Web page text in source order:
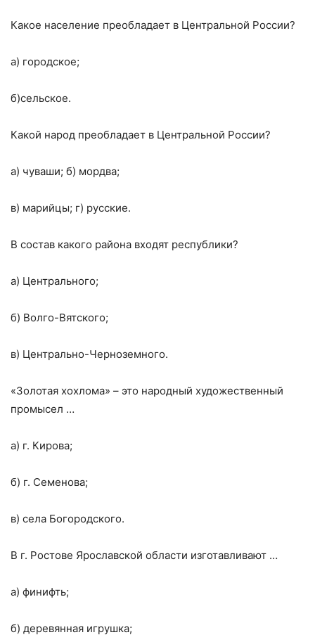
Какое население преобладает в Центральной России?
а) городское;
б)сельское.
Какой народ преобладает в Центральной России?
а) чуваши; б) мордва;
в) марийцы; г) русские.
В состав какого района входят республики?
а) Центрального;
б) Волго-Вятского;
в) Центрально-Черноземного.
«Золотая хохлома» – это народный художественный
промысел …
а) г. Кирова;
б) г. Семенова;
в) села Богородского.
В г. Ростове Ярославской области изготавливают …
а) финифть;
б) деревянная игрушка;